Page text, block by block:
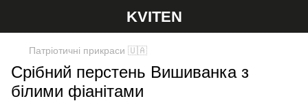
KVITEN
Патріотичні прикраси 🇺🇦
Срібний перстень Вишиванка з
білими фіанітами